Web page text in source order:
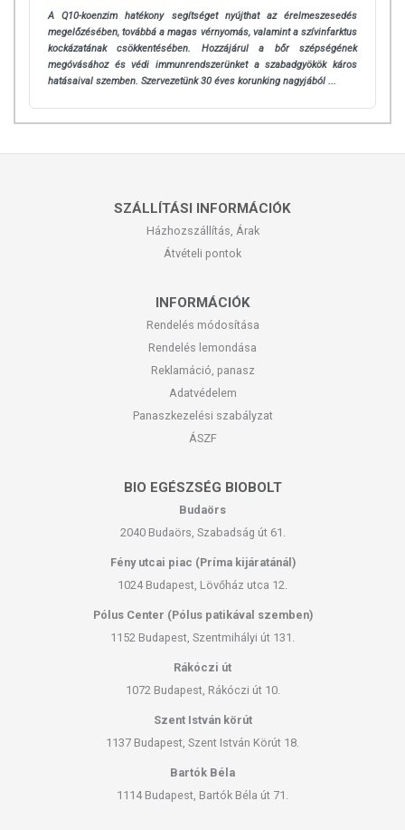
A Q10-koenzim hatékony segítséget nyújthat az érelmeszesedés
megelőzésében, továbbá a magas vérnyomás, valamint a szívinfarktus
kockázatának csökkentésében. Hozzájárul a bőr szépségének
megóvásához és védi immunrendszerünket a szabadgyökök káros
hatásaival szemben. Szervezetünk 30 éves korunking nagyjából ...
SZÁLLÍTÁSI INFORMÁCIÓK
Házhozszállítás, Árak
Átvételi pontok
INFORMÁCIÓK
Rendelés módosítása
Rendelés lemondása
Reklamáció, panasz
Adatvédelem
Panaszkezelési szabályzat
ÁSZF
BIO EGÉSZSÉG BIOBOLT
Budaörs
2040 Budaörs, Szabadság út 61.
Fény utcai piac (Príma kijáratánál)
1024 Budapest, Lövőház utca 12.
Pólus Center (Pólus patikával szemben)
1152 Budapest, Szentmihályi út 131.
Rákóczi út
1072 Budapest, Rákóczi út 10.
Szent István körút
1137 Budapest, Szent István Körút 18.
Bartók Béla
1114 Budapest, Bartók Béla út 71.